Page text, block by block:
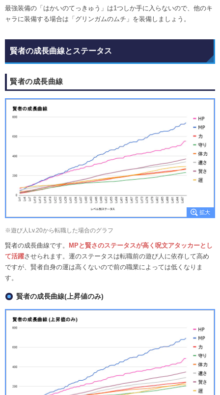
最強装備の「はかいのてっきゅう」は1つしか手に入らないので、他のキ
ャラに装備する場合は「グリンガムのムチ」を装備しましょう。
賢者の成長曲線とステータス
賢者の成長曲線
※遊び人Lv.20から転職した場合のグラフ
賢者の成長曲線です。
MPと賢さのステータスが高く呪文アタッカーとし
て活躍させられます。運のステータスは転職前の遊び人に依存して高め
ですが、賢者自身の運は高くないので前の職業によっては低くなりま
す。
賢者の成長曲線(上昇値のみ)